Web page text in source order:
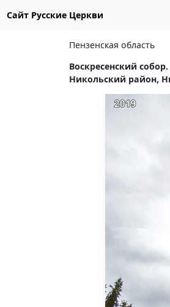
Сайт Русские Церкви
Пензенская область
Воскресенский собор.
Никольский район,